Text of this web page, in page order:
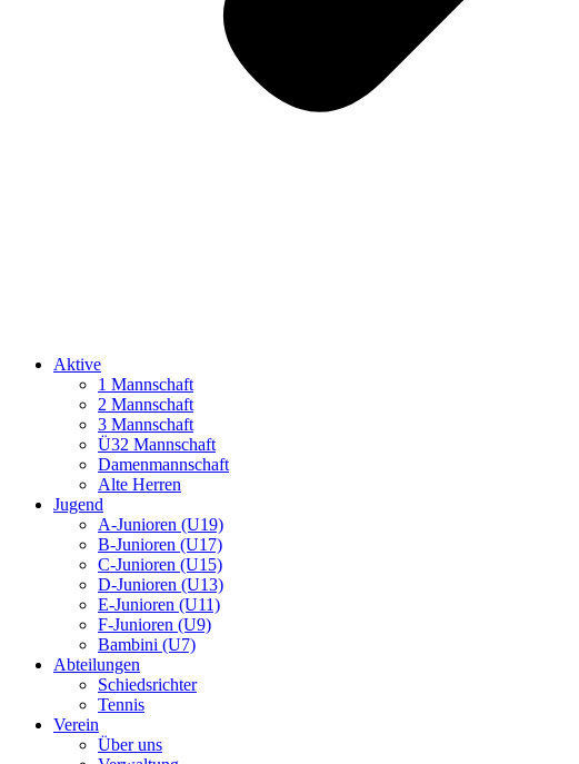
Aktive
1 Mannschaft
2 Mannschaft
3 Mannschaft
Ü32 Mannschaft
Damenmannschaft
Alte Herren
Jugend
A-Junioren (U19)
B-Junioren (U17)
C-Junioren (U15)
D-Junioren (U13)
E-Junioren (U11)
F-Junioren (U9)
Bambini (U7)
Abteilungen
Schiedsrichter
Tennis
Verein
Über uns